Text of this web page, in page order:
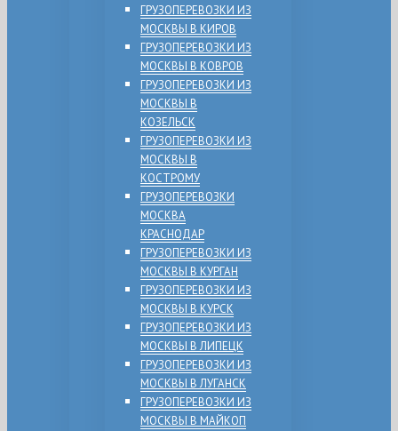
ГРУЗОПЕРЕВОЗКИ ИЗ
МОСКВЫ В КИРОВ
ГРУЗОПЕРЕВОЗКИ ИЗ
МОСКВЫ В КОВРОВ
ГРУЗОПЕРЕВОЗКИ ИЗ
МОСКВЫ В
КОЗЕЛЬСК
ГРУЗОПЕРЕВОЗКИ ИЗ
МОСКВЫ В
КОСТРОМУ
ГРУЗОПЕРЕВОЗКИ
МОСКВА
КРАСНОДАР
ГРУЗОПЕРЕВОЗКИ ИЗ
МОСКВЫ В КУРГАН
ГРУЗОПЕРЕВОЗКИ ИЗ
МОСКВЫ В КУРСК
ГРУЗОПЕРЕВОЗКИ ИЗ
МОСКВЫ В ЛИПЕЦК
ГРУЗОПЕРЕВОЗКИ ИЗ
МОСКВЫ В ЛУГАНСК
ГРУЗОПЕРЕВОЗКИ ИЗ
МОСКВЫ В МАЙКОП